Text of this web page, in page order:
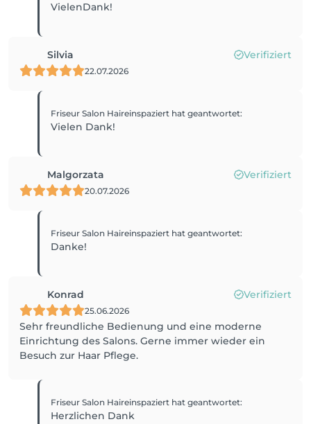
VielenDank!
Silvia Verifiziert
22.07.2026
Friseur Salon Haireinspaziert hat geantwortet:
Vielen Dank!
Malgorzata Verifiziert
20.07.2026
Friseur Salon Haireinspaziert hat geantwortet:
Danke!
Konrad Verifiziert
25.06.2026
Sehr freundliche Bedienung und eine moderne
Einrichtung des Salons. Gerne immer wieder ein
Besuch zur Haar Pflege.
Friseur Salon Haireinspaziert hat geantwortet:
Herzlichen Dank